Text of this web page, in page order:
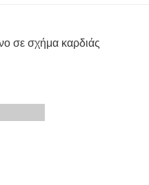
σε σχήμα καρδιάς